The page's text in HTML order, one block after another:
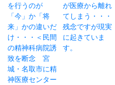
を行うのが
「今」か「将
来」かの違いだ
け・・・＜民間
の精神科病院誘
致を断念 宮
城・名取市に精
神医療センター
が医療から離れ
てしまう・・・
残念ですが現実
に起きていま
す。